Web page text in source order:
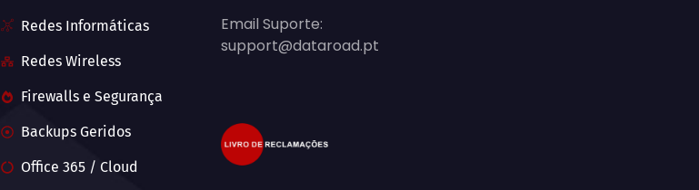
Redes Informáticas
Redes Wireless
Firewalls e Segurança
Backups Geridos
Office 365 / Cloud
Email Suporte:
support@dataroad.pt